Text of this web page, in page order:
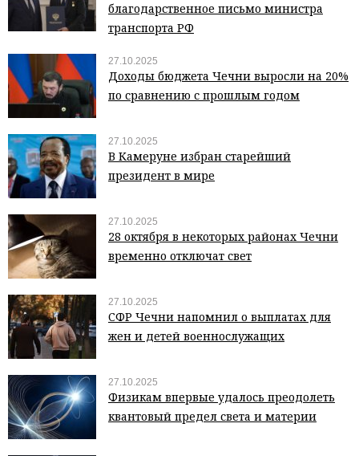
благодарственное письмо министра
транспорта РФ
27.10.2025
Доходы бюджета Чечни выросли на 20%
по сравнению с прошлым годом
27.10.2025
В Камеруне избран старейший
президент в мире
27.10.2025
28 октября в некоторых районах Чечни
временно отключат свет
27.10.2025
СФР Чечни напомнил о выплатах для
жен и детей военнослужащих
27.10.2025
Физикам впервые удалось преодолеть
квантовый предел света и материи